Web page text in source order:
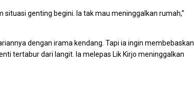
genting begini. Ia tak mau meninggalkan rumah,”
dengan irama kendang. Tapi ia ingin membebaskan
tertabur dari langit. Ia melepas Lik Kirjo meninggalkan